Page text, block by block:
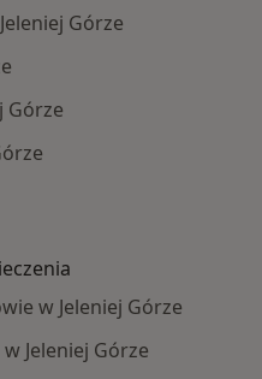
Górze
Górze
w Jeleniej Górze
Jeleniej Górze